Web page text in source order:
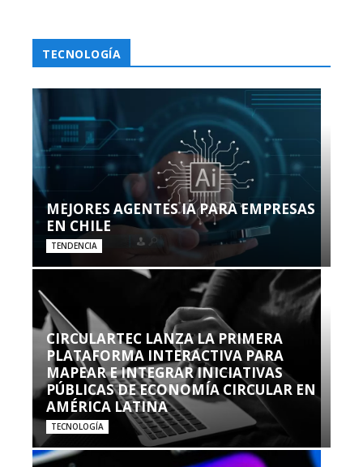
TECNOLOGÍA
MEJORES AGENTES IA PARA EMPRESAS
EN CHILE
TENDENCIA
CIRCULARTEC LANZA LA PRIMERA
PLATAFORMA INTERACTIVA PARA
MAPEAR E INTEGRAR INICIATIVAS
PÚBLICAS DE ECONOMÍA CIRCULAR EN
AMÉRICA LATINA
TECNOLOGÍA